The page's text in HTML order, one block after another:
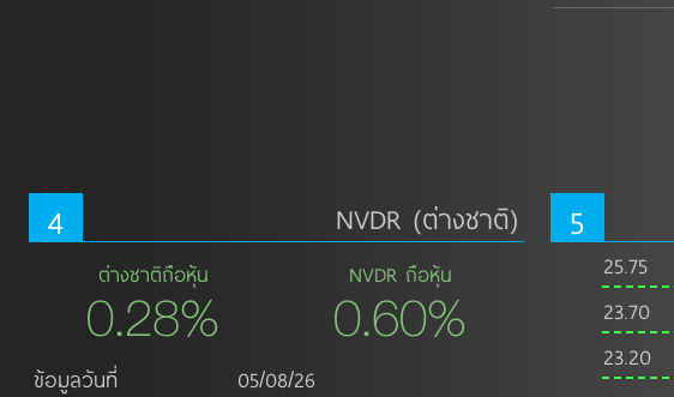
4 NVDR (ต่างชาติ)
ต่างชาติถือหุ้น
0.28%
NVDR ถือหุ้น
0.60%
ข้อมูลวันที่
05/08/26
5
25.75
23.70
23.20